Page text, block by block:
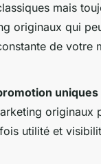
mais
originaux qui
de votre
uniques
originaux
utilité et